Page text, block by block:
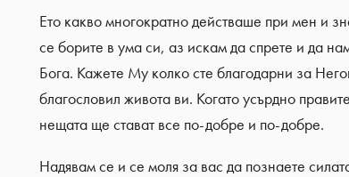
Ето какво многократно действаше при мен и
се борите в ума си, аз искам да спрете и да
Бога. Кажете Му колко сте благодарни за
благословил живота ви. Когато усърдно
нещата ще стават все по-добре и по-добре.
Надявам се и се моля за вас да познаете